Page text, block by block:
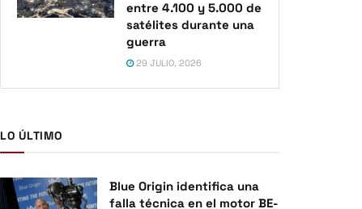
entre 4.100 y 5.000 de
satélites durante una
guerra
29 JULIO, 2026
LO ÚLTIMO
Blue Origin identifica una
falla técnica en el motor BE-